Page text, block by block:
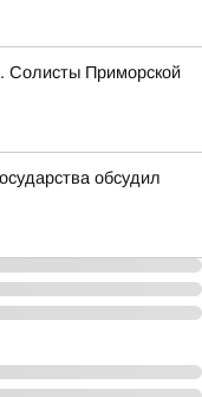
Солисты Приморской
обсудил